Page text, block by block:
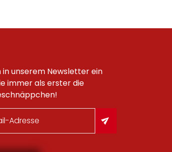
in unserem Newsletter ein
immer als erster die